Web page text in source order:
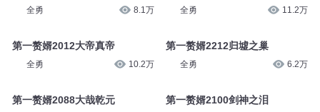
全勇 8.1万
第一赘婿2012大帝真帝
全勇 10.2万
第一赘婿2088大哉乾元
全勇 11.2万
第一赘婿2212归墟之巢
全勇 6.2万
第一赘婿2100剑神之泪